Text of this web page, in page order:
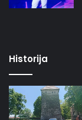
Historija